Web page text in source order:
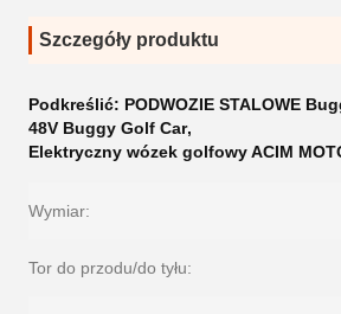
Szczegóły produktu
Podkreślić: PODWOZIE STALOWE
48V Buggy Golf Car,
Elektryczny wózek golfowy ACIM
Wymiar:
Tor do przodu/do tyłu: